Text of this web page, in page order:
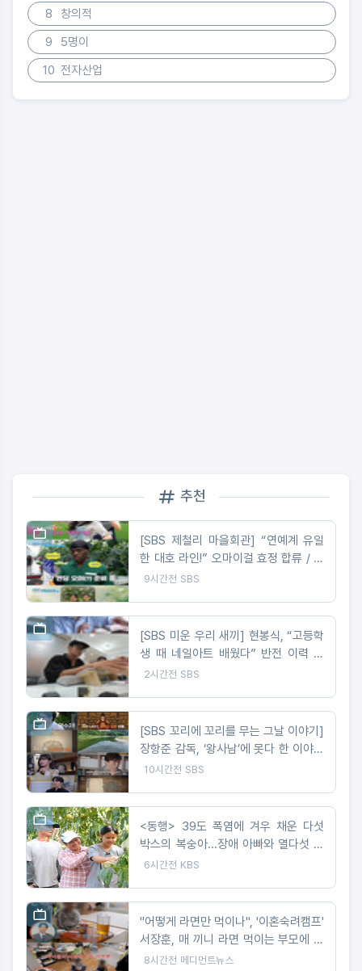
8
창의적
9
5명이
10 전자산업
추천
[SBS 제철리 마을회관] “연예계 유일
한 대호 라인!” 오마이걸 효정 합류 / 송
가인의 짠내 나는 초등팬심 잡기 도전
9시간전 SBS
[SBS 미운 우리 새끼] 현봉식, “고등학
생 때 네일아트 배웠다” 반전 이력 고
백! 배정남마저 사로잡은 네일 케어?!
2시간전 SBS
[SBS 꼬리에 꼬리를 무는 그날 이야기]
장항준 감독, ‘왕사남’에 못다 한 이야기
‘꼬꼬무’로 정리! 2049 시청률 ‘교양, 예
10시간전 SBS
<동행> 39도 폭염에 겨우 채운 다섯
박스의 복숭아...장애 아빠와 열다섯 서
현이네
6시간전 KBS
"어떻게 라면만 먹이나", '이혼숙려캠프'
서장훈, 매 끼니 라면 먹이는 부모에 일
침
8시간전 메디먼트뉴스